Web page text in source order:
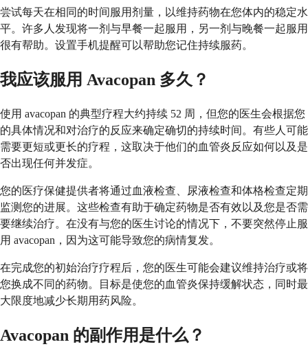
尝试每天在相同的时间服用剂量，以维持药物在您体内的稳定水
平。许多人发现将一剂与早餐一起服用，另一剂与晚餐一起服用
很有帮助。设置手机提醒可以帮助您记住持续服药。
我应该服用 Avacopan 多久？
使用 avacopan 的典型疗程大约持续 52 周，但您的医生会根据您
的具体情况和对治疗的反应来确定确切的持续时间。有些人可能
需要更短或更长的疗程，这取决于他们的血管炎反应如何以及是
否出现任何并发症。
您的医疗保健提供者将通过血液检查、尿液检查和体格检查定期
监测您的进展。这些检查有助于确定药物是否有效以及您是否需
要继续治疗。在没有与您的医生讨论的情况下，不要突然停止服
用 avacopan，因为这可能导致您的病情复发。
在完成您的初始治疗疗程后，您的医生可能会建议维持治疗或将
您换成不同的药物。目标是使您的血管炎保持缓解状态，同时最
大限度地减少长期用药风险。
Avacopan 的副作用是什么？